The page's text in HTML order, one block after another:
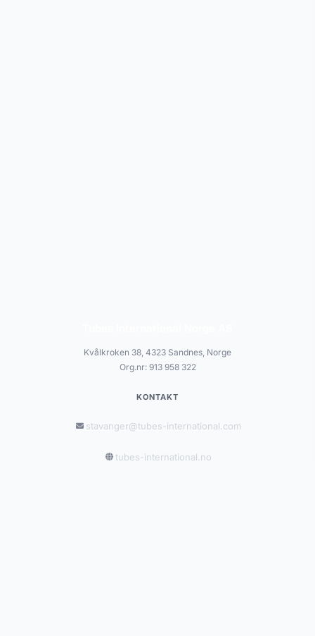
Kvålkroken 38, 4323 Sandnes, Norge
Org.nr: 913 958 322
KONTAKT
stavanger@tubes-international.com
tubes-international.no